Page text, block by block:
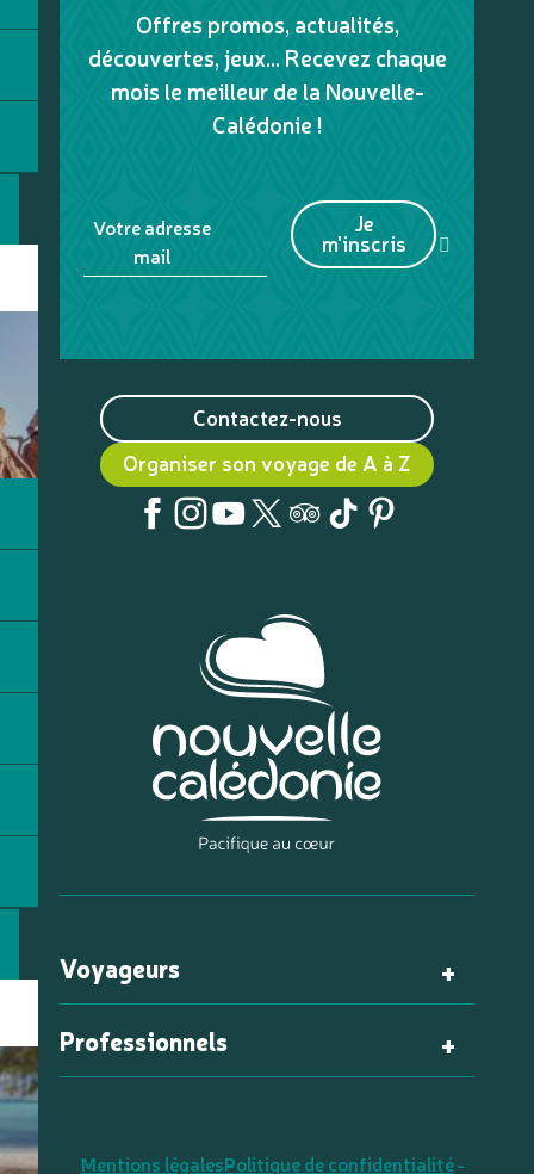
Offres promos, actualités,
découvertes, jeux... Recevez chaque
mois le meilleur de la Nouvelle-
Calédonie !
Votre adresse
mail
Je
m'inscris
Contactez-nous
Organiser son voyage de A à Z
Voyageurs
Professionnels
Mentions légalesPolitique de confidentialité